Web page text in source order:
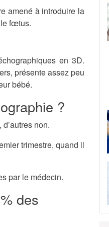
amené à introduire la
fœtus.
en 3D.
présente assez peu
bébé.
?
non.
trimestre, quand il
par le médecin.
des